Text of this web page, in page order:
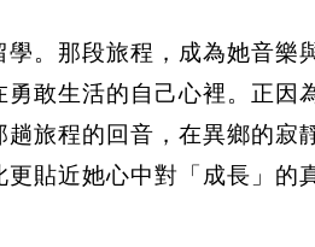
。那段旅程，成為她音樂
敢生活的自己心裡。正因
旅程的回音，在異鄉的寂
貼近她心中對「成長」的